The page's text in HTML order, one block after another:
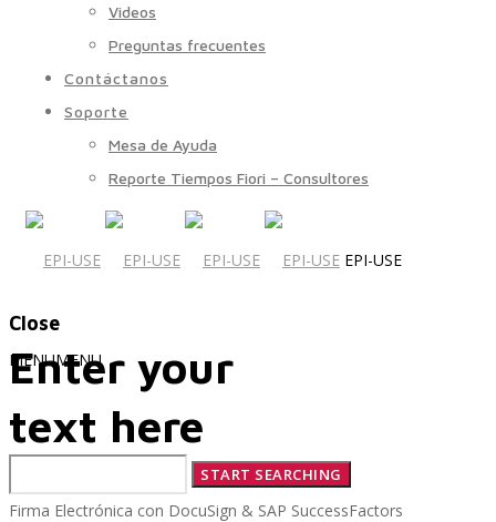
Videos
Preguntas frecuentes
Contáctanos
Soporte
Mesa de Ayuda
Reporte Tiempos Fiori – Consultores
EPI-USE
MENUMENU
Close
Enter your
text here
Firma Electrónica con DocuSign & SAP SuccessFactors